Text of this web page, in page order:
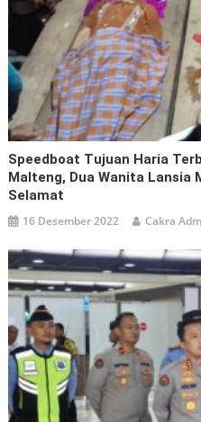
Speedboat Tujuan Haria
Malteng, Dua Wanita Lansia
Selamat
16 Desember 2022 Cakra